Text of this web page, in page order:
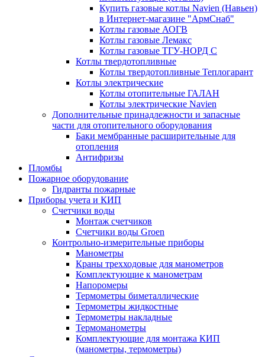
Купить газовые котлы Navien (Навьен)
в Интернет-магазине "АрмСнаб"
Котлы газовые АОГВ
Котлы газовые Лемакс
Котлы газовые ТГУ-НОРД С
Котлы твердотопливные
Котлы твердотопливные Теплогарант
Котлы электрические
Котлы отопительные ГАЛАН
Котлы электрические Navien
Дополнительные принадлежности и запасные
части для отопительного оборудования
Баки мембранные расширительные для
отопления
Антифризы
Пломбы
Пожарное оборудование
Гидранты пожарные
Приборы учета и КИП
Счетчики воды
Монтаж счетчиков
Счетчики воды Groen
Контрольно-измерительные приборы
Манометры
Краны трехходовые для манометров
Комплектующие к манометрам
Напоромеры
Термометры биметаллические
Термометры жидкостные
Термометры накладные
Термоманометры
Комплектующие для монтажа КИП
(манометры, термометры)